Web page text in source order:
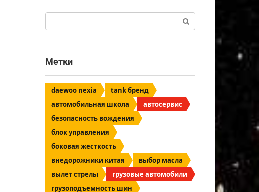
Метки
daewoo nexia
tank бренд
автомобильная школа
автосервис
безопасность вождения
блок управления
боковая жесткость
внедорожники китая
выбор масла
вылет стрелы
грузовые автомобили
грузоподъемность шин